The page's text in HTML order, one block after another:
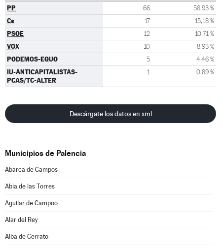
PP 66 58,93 %
Cs 17 15,18 %
PSOE 12 10,71 %
VOX 10 8,93 %
PODEMOS-EQUO 5 4,46 %
IU-ANTICAPITALISTAS-
PCAS/TC-ALTER
1 0,89 %
Descárgate los datos en xml
Municipios de Palencia
Abarca de Campos
Abia de las Torres
Aguilar de Campoo
Alar del Rey
Alba de Cerrato